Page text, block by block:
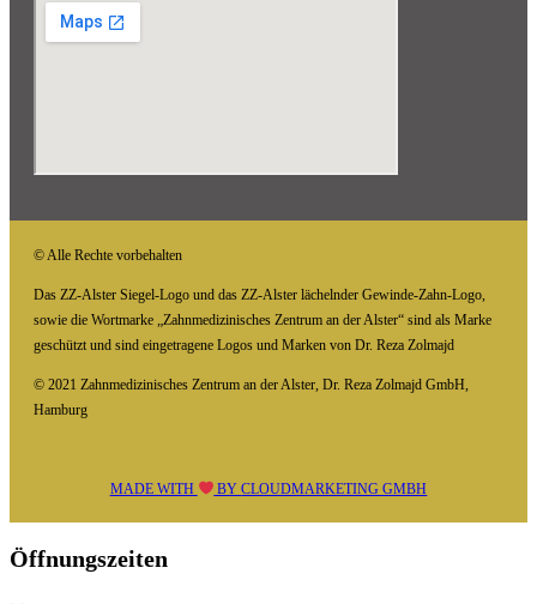
© Alle Rechte vorbehalten
Das ZZ-Alster Siegel-Logo und das ZZ-Alster lächelnder Gewinde-Zahn-Logo,
sowie die Wortmarke „Zahnmedizinisches Zentrum an der Alster“ sind als Marke
geschützt und sind eingetragene Logos und Marken von Dr. Reza Zolmajd
© 2021 Zahnmedizinisches Zentrum an der Alster, Dr. Reza Zolmajd GmbH,
Hamburg
MADE WITH BYCLOUDMARKETING GMBH
Öffnungszeiten